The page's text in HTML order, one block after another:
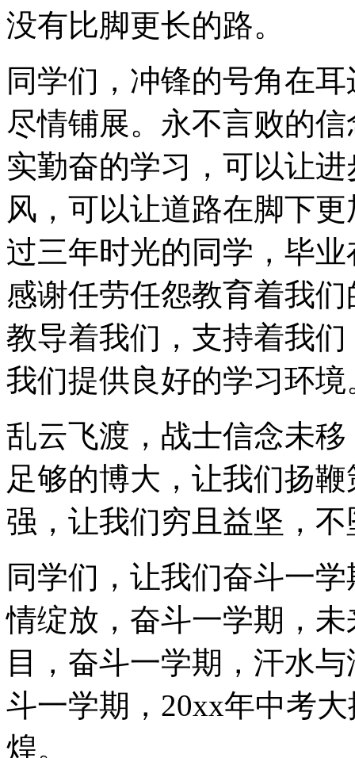
没有比脚更长的路。
同学们，冲锋的号角在
尽情铺展。永不言败的
实勤奋的学习，可以让
风，可以让道路在脚下
过三年时光的同学，毕
感谢任劳任怨教育着我
教导着我们，支持着我
我们提供良好的学习环境
乱云飞渡，战士信念未
足够的博大，让我们扬
强，让我们穷且益坚，
同学们，让我们奋斗一
情绽放，奋斗一学期，
目，奋斗一学期，汗水
斗一学期，20xx年中考
煌。